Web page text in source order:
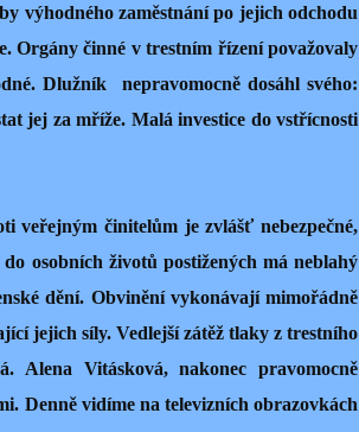
výhodného zaměstnání po jejich odchodu
Orgány činné v trestním řízení považovaly
Dlužník
nepravomocně dosáhl svého:
jej za mříže. Malá investice do vstřícnosti
veřejným činitelům je zvlášť nebezpečné,
osobních životů postižených má neblahý
dění. Obvinění vykonávají mimořádně
jejich síly. Vedlejší zátěž tlaky z trestního
Alena Vitásková, nakonec pravomocně
Denně vidíme na televizních obrazovkách